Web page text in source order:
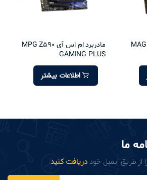
مادربرد ام اس آی مدل MAG
مادربرد ام اس آی MPG Z590
GAMING PLUS
اطلاعات بیشتر
ما
از طریق ایمیل خود دریافت کنید.